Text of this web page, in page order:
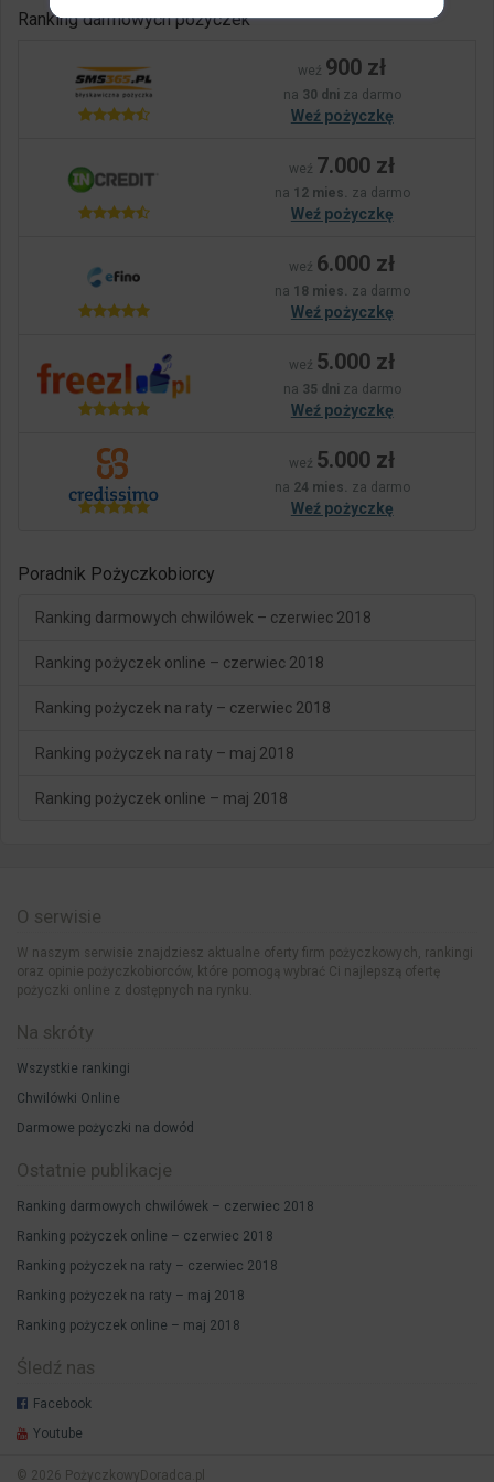
Ranking darmowych pożyczek
weź 900 zł
na 30 dni za darmo
Weź pożyczkę
weź 7.000 zł
na 12 mies. za darmo
Weź pożyczkę
weź 6.000 zł
na 18 mies. za darmo
Weź pożyczkę
weź 5.000 zł
na 35 dni za darmo
Weź pożyczkę
weź 5.000 zł
na 24 mies. za darmo
Weź pożyczkę
Poradnik Pożyczkobiorcy
Ranking darmowych chwilówek – czerwiec 2018
Ranking pożyczek online – czerwiec 2018
Ranking pożyczek na raty – czerwiec 2018
Ranking pożyczek na raty – maj 2018
Ranking pożyczek online – maj 2018
O serwisie
W naszym serwisie znajdziesz aktualne oferty firm pożyczkowych, rankingi
oraz opinie pożyczkobiorców, które pomogą wybrać Ci najlepszą ofertę
pożyczki online z dostępnych na rynku.
Na skróty
Wszystkie rankingi
Chwilówki Online
Darmowe pożyczki na dowód
Ostatnie publikacje
Ranking darmowych chwilówek – czerwiec 2018
Ranking pożyczek online – czerwiec 2018
Ranking pożyczek na raty – czerwiec 2018
Ranking pożyczek na raty – maj 2018
Ranking pożyczek online – maj 2018
Śledź nas
Facebook
Youtube
© 2026 PożyczkowyDoradca.pl